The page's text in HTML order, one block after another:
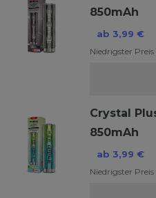
850mAh
ab 3,99 €
Niedrigster
Crystal
850mAh
ab 3,99 €
Niedrigster